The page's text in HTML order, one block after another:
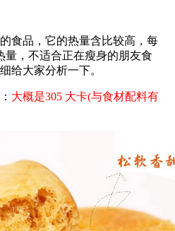
食品，它的热量含比较高，每
量，不适合正在瘦身的朋友食
给大家分析一下。
： 大概是305 大卡(与食材配料有